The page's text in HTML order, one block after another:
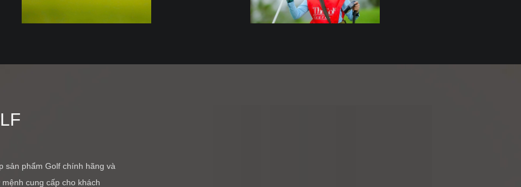
sản phẩm Golf chính hãng và
cung cấp cho khách